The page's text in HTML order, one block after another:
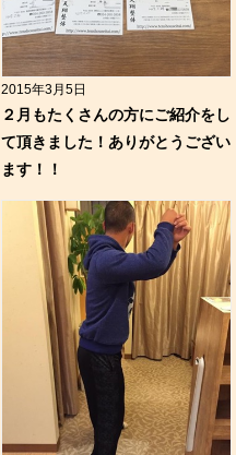
2015年3月5日
２月もたくさんの方にご紹介をし
て頂きました！ありがとうござい
ます！！